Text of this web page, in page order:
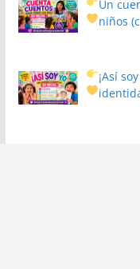
Un
niños
¡Así